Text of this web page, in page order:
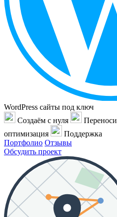
WordPress сайты под ключ
Создаём с нуля
оптимизация
Поддержка
Портфолио Отзывы
Обсудить проект